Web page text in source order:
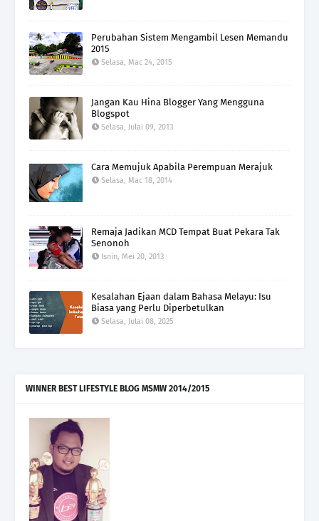
Perubahan Sistem Mengambil Lesen Memandu
2015
Selasa, Mac 24, 2015
Jangan Kau Hina Blogger Yang Mengguna
Blogspot
Selasa, Julai 09, 2013
Cara Memujuk Apabila Perempuan Merajuk
Selasa, Mac 18, 2014
Remaja Jadikan MCD Tempat Buat Pekara Tak
Senonoh
Isnin, Mei 20, 2013
Kesalahan Ejaan dalam Bahasa Melayu: Isu
Biasa yang Perlu Diperbetulkan
Selasa, Julai 08, 2025
WINNER BEST LIFESTYLE BLOG MSMW 2014/2015